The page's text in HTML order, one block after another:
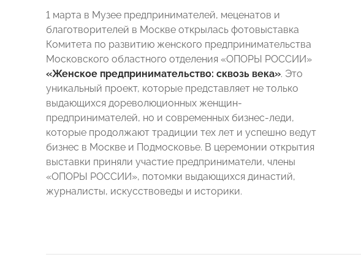
1 марта в Музее предпринимателей, меценатов и
благотворителей в Москве открылась фотовыставка
Комитета по развитию женского предпринимательства
Московского областного отделения «ОПОРЫ РОССИИ»
«Женское предпринимательство: сквозь века». Это
уникальный проект, которые представляет не только
выдающихся дореволюционных женщин-
предпринимателей, но и современных бизнес-леди,
которые продолжают традиции тех лет и успешно ведут
бизнес в Москве и Подмосковье. В церемонии открытия
выставки приняли участие предприниматели, члены
«ОПОРЫ РОССИИ», потомки выдающихся династий,
журналисты, искусствоведы и историки.